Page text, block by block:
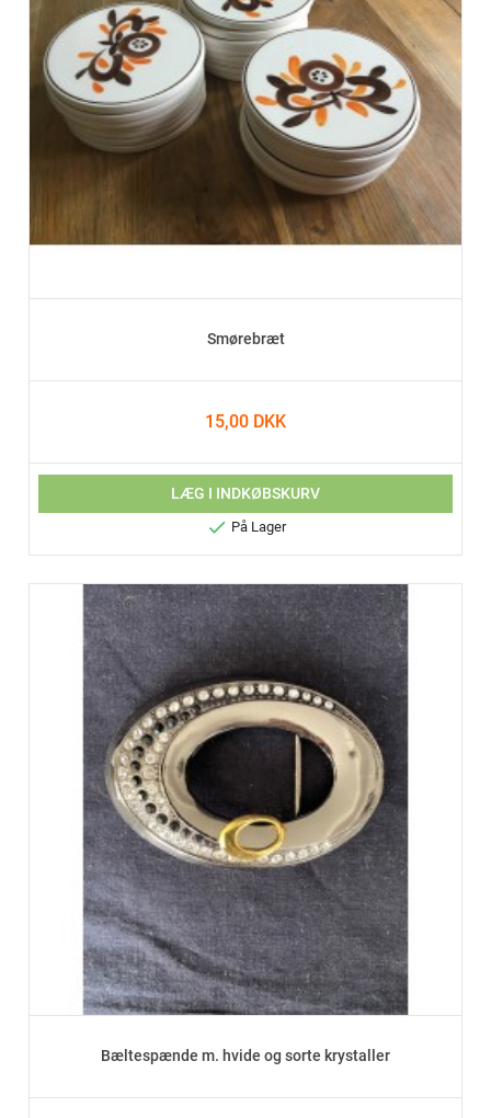
Smørebræt
15,00 DKK
LÆG I INDKØBSKURV
 På Lager
Bæltespænde m. hvide og sorte krystaller